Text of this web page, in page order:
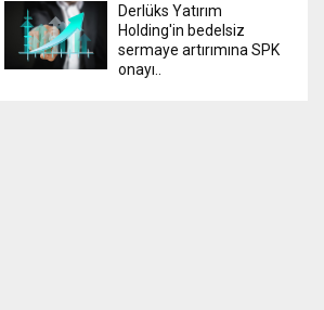
Derlüks Yatırım
Holding'in bedelsiz
sermaye artırımına SPK
onayı..